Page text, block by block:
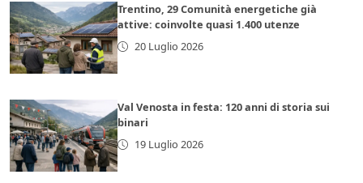
Trentino, 29 Comunità energetiche già
attive: coinvolte quasi 1.400 utenze
20 Luglio 2026
Val Venosta in festa: 120 anni di storia sui
binari
19 Luglio 2026